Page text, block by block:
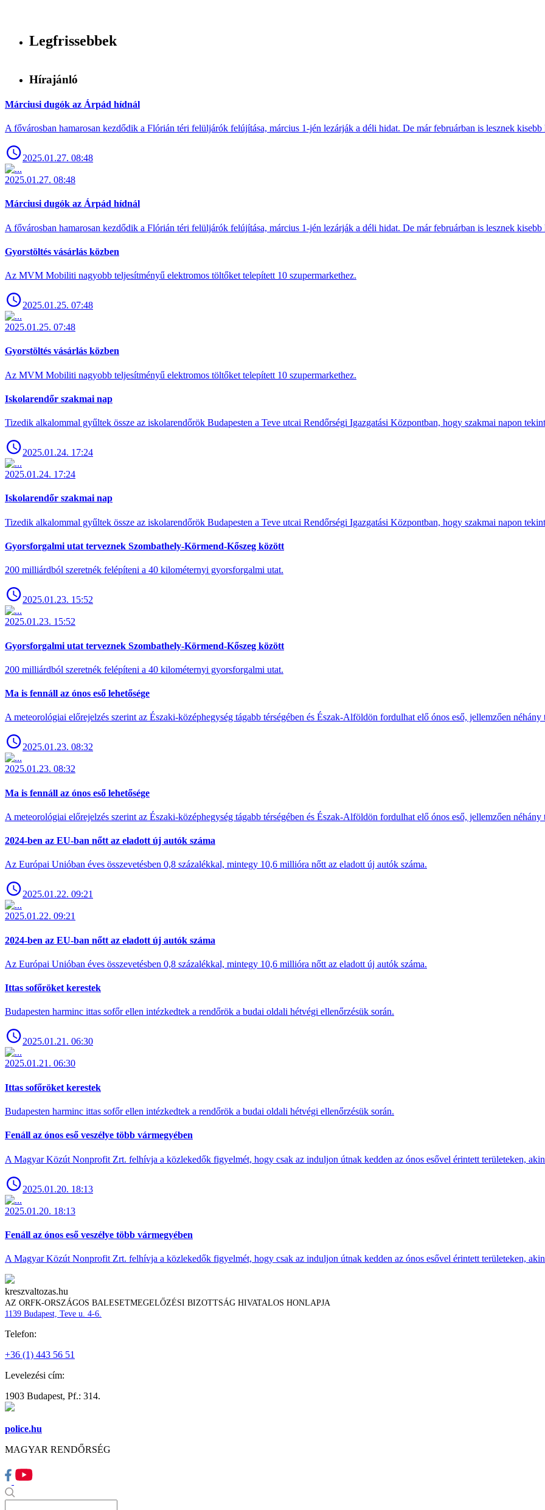
Legfrissebbek
Hírajánló
Márciusi dugók az Árpád hídnál
A fővárosban hamarosan kezdődik a Flórián téri felüljárók felújítása, március 1-jén lezárják a déli hidat. De már februárban is lesznek kisebb
2025.01.27. 08:48
2025.01.27. 08:48
Márciusi dugók az Árpád hídnál
A fővárosban hamarosan kezdődik a Flórián téri felüljárók felújítása, március 1-jén lezárják a déli hidat. De már februárban is lesznek kisebb
Gyorstöltés vásárlás közben
Az MVM Mobiliti nagyobb teljesítményű elektromos töltőket telepített 10 szupermarkethez.
2025.01.25. 07:48
2025.01.25. 07:48
Gyorstöltés vásárlás közben
Az MVM Mobiliti nagyobb teljesítményű elektromos töltőket telepített 10 szupermarkethez.
Iskolarendőr szakmai nap
Tizedik alkalommal gyűltek össze az iskolarendőrök Budapesten a Teve utcai Rendőrségi Igazgatási Központban, hogy szakmai napon
2025.01.24. 17:24
2025.01.24. 17:24
Iskolarendőr szakmai nap
Tizedik alkalommal gyűltek össze az iskolarendőrök Budapesten a Teve utcai Rendőrségi Igazgatási Központban, hogy szakmai napon
Gyorsforgalmi utat terveznek Szombathely-Körmend-Kőszeg között
200 milliárdból szeretnék felépíteni a 40 kilométernyi gyorsforgalmi utat.
2025.01.23. 15:52
2025.01.23. 15:52
Gyorsforgalmi utat terveznek Szombathely-Körmend-Kőszeg között
200 milliárdból szeretnék felépíteni a 40 kilométernyi gyorsforgalmi utat.
Ma is fennáll az ónos eső lehetősége
A meteorológiai előrejelzés szerint az Északi-középhegység tágabb térségében és Észak-Alföldön fordulhat elő ónos eső, jellemzően
2025.01.23. 08:32
2025.01.23. 08:32
Ma is fennáll az ónos eső lehetősége
A meteorológiai előrejelzés szerint az Északi-középhegység tágabb térségében és Észak-Alföldön fordulhat elő ónos eső, jellemzően
2024-ben az EU-ban nőtt az eladott új autók száma
Az Európai Unióban éves összevetésben 0,8 százalékkal, mintegy 10,6 millióra nőtt az eladott új autók száma.
2025.01.22. 09:21
2025.01.22. 09:21
2024-ben az EU-ban nőtt az eladott új autók száma
Az Európai Unióban éves összevetésben 0,8 százalékkal, mintegy 10,6 millióra nőtt az eladott új autók száma.
Ittas sofőröket kerestek
Budapesten harminc ittas sofőr ellen intézkedtek a rendőrök a budai oldali hétvégi ellenőrzésük során.
2025.01.21. 06:30
2025.01.21. 06:30
Ittas sofőröket kerestek
Budapesten harminc ittas sofőr ellen intézkedtek a rendőrök a budai oldali hétvégi ellenőrzésük során.
Fenáll az ónos eső veszélye több vármegyében
A Magyar Közút Nonprofit Zrt. felhívja a közlekedők figyelmét, hogy csak az induljon útnak kedden az ónos esővel érintett területeken,
2025.01.20. 18:13
2025.01.20. 18:13
Fenáll az ónos eső veszélye több vármegyében
A Magyar Közút Nonprofit Zrt. felhívja a közlekedők figyelmét, hogy csak az induljon útnak kedden az ónos esővel érintett területeken,
kreszvaltozas.hu
AZ ORFK-ORSZÁGOS BALESETMEGELŐZÉSI BIZOTTSÁG HIVATALOS HONLAPJA
1139 Budapest, Teve u. 4-6.
Telefon:
+36 (1) 443 56 51
Levelezési cím:
1903 Budapest, Pf.: 314.
police.hu
MAGYAR RENDŐRSÉG